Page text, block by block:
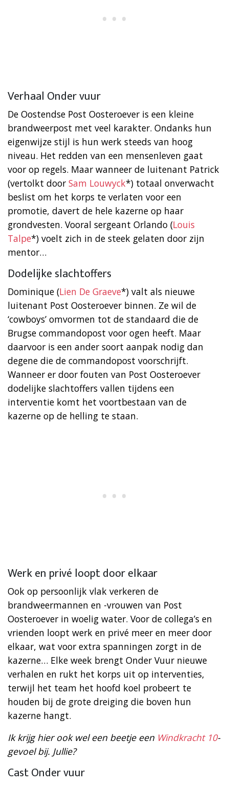
Verhaal Onder vuur
De Oostendse Post Oosteroever is een kleine
brandweerpost met veel karakter. Ondanks hun
eigenwijze stijl is hun werk steeds van hoog
niveau. Het redden van een mensenleven gaat
voor op regels. Maar wanneer de luitenant Patrick
(vertolkt door Sam Louwyck*) totaal onverwacht
beslist om het korps te verlaten voor een
promotie, davert de hele kazerne op haar
grondvesten. Vooral sergeant Orlando (Louis
Talpe*) voelt zich in de steek gelaten door zijn
mentor…
Dodelijke slachtoffers
Dominique (Lien De Graeve*) valt als nieuwe
luitenant Post Oosteroever binnen. Ze wil de
‘cowboys’ omvormen tot de standaard die de
Brugse commandopost voor ogen heeft. Maar
daarvoor is een ander soort aanpak nodig dan
degene die de commandopost voorschrijft.
Wanneer er door fouten van Post Oosteroever
dodelijke slachtoffers vallen tijdens een
interventie komt het voortbestaan van de
kazerne op de helling te staan.
Werk en privé loopt door elkaar
Ook op persoonlijk vlak verkeren de
brandweermannen en -vrouwen van Post
Oosteroever in woelig water. Voor de collega’s en
vrienden loopt werk en privé meer en meer door
elkaar, wat voor extra spanningen zorgt in de
kazerne… Elke week brengt Onder Vuur nieuwe
verhalen en rukt het korps uit op interventies,
terwijl het team het hoofd koel probeert te
houden bij de grote dreiging die boven hun
kazerne hangt.
Ik krijg hier ook wel een beetje een Windkracht 10-
gevoel bij. Jullie?
Cast Onder vuur